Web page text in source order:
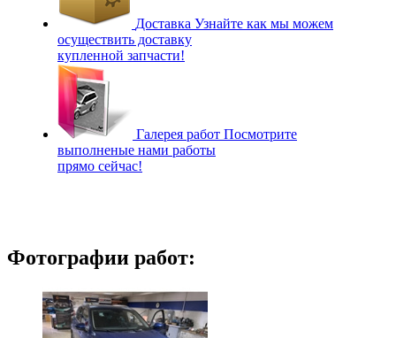
Доставка Узнайте как мы можем
осуществить доставку
купленной запчасти!
Галерея работ Посмотрите
выполненые нами работы
прямо сейчас!
Фотографии работ: